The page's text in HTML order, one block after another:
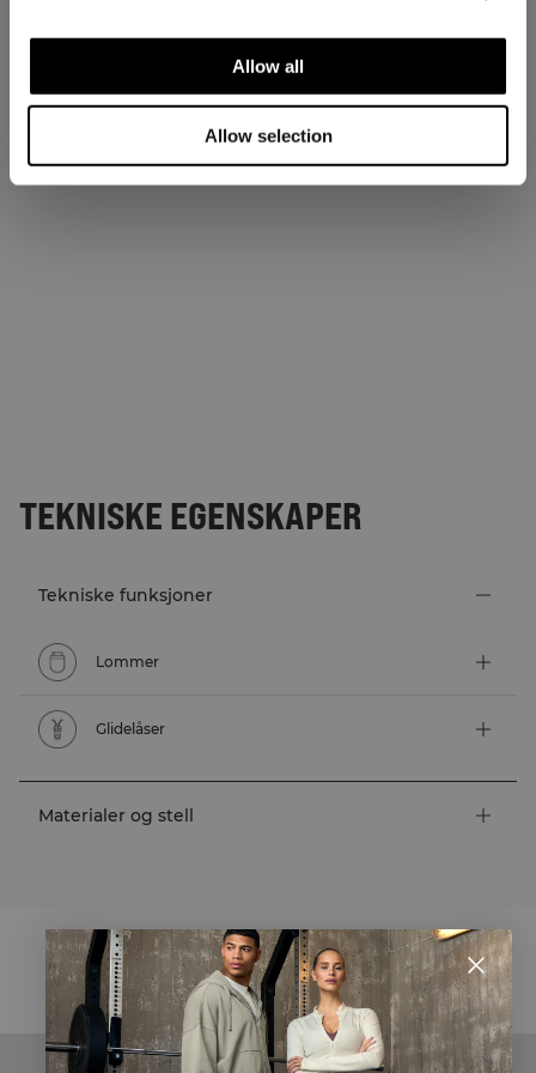
Allow all
Allow selection
TEKNISKE EGENSKAPER
Tekniske funksjoner
Lommer
Glidelåser
Materialer og stell
STYLE WITH